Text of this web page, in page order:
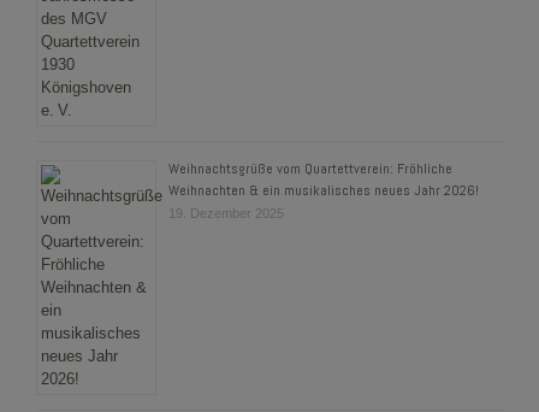
Weihnachtsgrüße vom Quartettverein: Fröhliche
Weihnachten & ein musikalisches neues Jahr 2026!
19. Dezember 2025